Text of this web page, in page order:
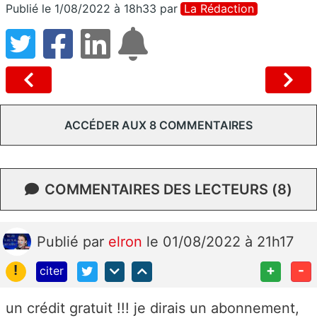
Publié le 1/08/2022 à 18h33 par La Rédaction
ACCÉDER AUX 8 COMMENTAIRES
COMMENTAIRES DES LECTEURS (8)
Publié par elron le 01/08/2022 à 21h17
!
citer + -
un crédit gratuit !!! je dirais un abonnement,